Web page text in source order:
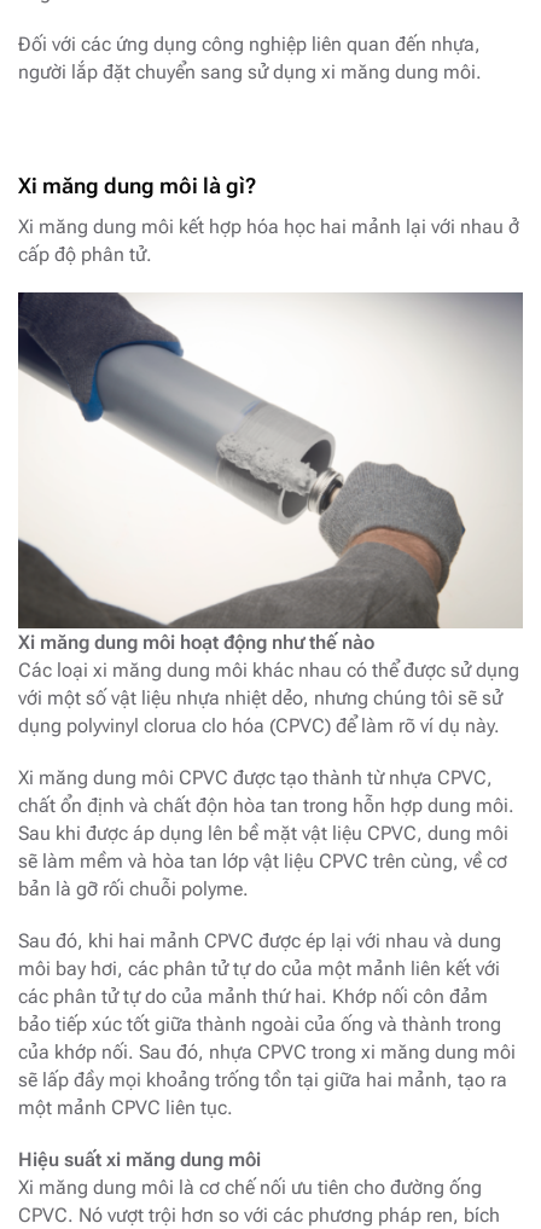
Đối với các ứng dụng công nghiệp liên quan đến nhựa,
người lắp đặt chuyển sang sử dụng xi măng dung môi.
Xi măng dung môi là gì?
Xi măng dung môi kết hợp hóa học hai mảnh lại với nhau ở
cấp độ phân tử.
Xi măng dung môi hoạt động như thế nào
Các loại xi măng dung môi khác nhau có thể được sử dụng
với một số vật liệu nhựa nhiệt dẻo, nhưng chúng tôi sẽ sử
dụng polyvinyl clorua clo hóa (CPVC) để làm rõ ví dụ này.
Xi măng dung môi CPVC được tạo thành từ nhựa CPVC,
chất ổn định và chất độn hòa tan trong hỗn hợp dung môi.
Sau khi được áp dụng lên bề mặt vật liệu CPVC, dung môi
sẽ làm mềm và hòa tan lớp vật liệu CPVC trên cùng, về cơ
bản là gỡ rối chuỗi polyme.
Sau đó, khi hai mảnh CPVC được ép lại với nhau và dung
môi bay hơi, các phân tử tự do của một mảnh liên kết với
các phân tử tự do của mảnh thứ hai. Khớp nối côn đảm
bảo tiếp xúc tốt giữa thành ngoài của ống và thành trong
của khớp nối. Sau đó, nhựa CPVC trong xi măng dung môi
sẽ lấp đầy mọi khoảng trống tồn tại giữa hai mảnh, tạo ra
một mảnh CPVC liên tục.
Hiệu suất xi măng dung môi
Xi măng dung môi là cơ chế nối ưu tiên cho đường ống
CPVC. Nó vượt trội hơn so với các phương pháp ren, bích